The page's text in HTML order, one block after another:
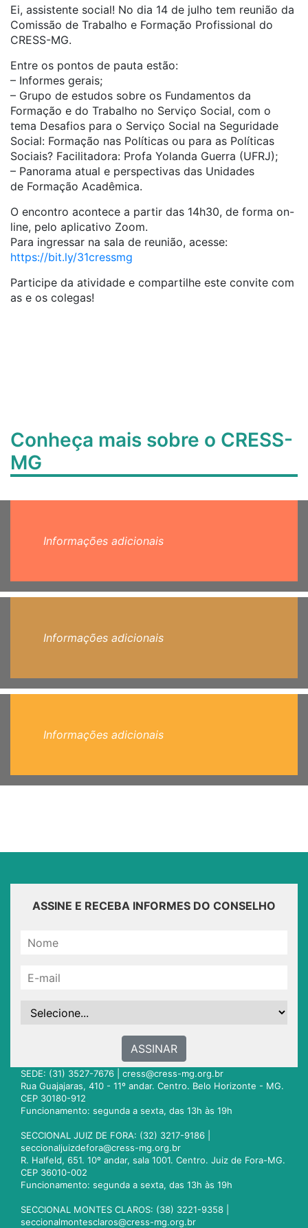
Ei, assistente social! No dia 14 de julho tem reunião da
Comissão de Trabalho e Formação Profissional do
CRESS-MG.
Entre os pontos de pauta estão:
– Informes gerais;
– Grupo de estudos sobre os Fundamentos da
Formação e do Trabalho no Serviço Social, com o
tema Desafios para o Serviço Social na Seguridade
Social: Formação nas Políticas ou para as Políticas
Sociais? Facilitadora: Profa Yolanda Guerra (UFRJ);
– Panorama atual e perspectivas das Unidades
de Formação Acadêmica.
O encontro acontece a partir das 14h30, de forma on-
line, pelo aplicativo Zoom.
Para ingressar na sala de reunião, acesse:
https://bit.ly/31cressmg
Participe da atividade e compartilhe este convite com
as e os colegas!
Conheça mais sobre o CRESS-
MG
Informações adicionais
Informações adicionais
Informações adicionais
ASSINE E RECEBA INFORMES DO CONSELHO
ASSINAR
SEDE: (31) 3527-7676 | cress@cress-mg.org.br
Rua Guajajaras, 410 - 11º andar. Centro. Belo Horizonte - MG.
CEP 30180-912
Funcionamento: segunda a sexta, das 13h às 19h
SECCIONAL JUIZ DE FORA: (32) 3217-9186 |
seccionaljuizdefora@cress-mg.org.br
R. Halfeld, 651. 10º andar, sala 1001. Centro. Juiz de Fora-MG.
CEP 36010-002
Funcionamento: segunda a sexta, das 13h às 19h
SECCIONAL MONTES CLAROS: (38) 3221-9358 |
seccionalmontesclaros@cress-mg.org.br